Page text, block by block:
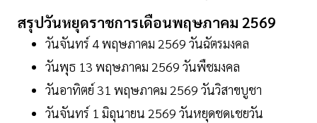
สรุปวันหยุดราชการเดือนพฤษภาคม 2569
วันจันทร์ 4 พฤษภาคม 2569 วันฉัตรมงคล
วันพุธ 13 พฤษภาคม 2569 วันพืชมงคล
วันอาทิตย์ 31 พฤษภาคม 2569 วันวิสาขบูชา
วันจันทร์ 1 มิถุนายน 2569 วันหยุดชดเชยวัน